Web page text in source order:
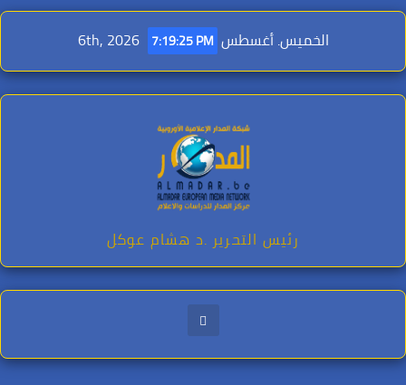
Skip
content
الخميس. أغسطس 6th, 2026 7:19:26 PM
رئيس التحرير .د هشام عوكل